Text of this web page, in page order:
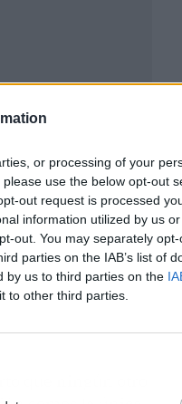
or processing of your
use the below opt-out
out request is processed
information utilized by us
out. You may separately
parties on the IAB’s list of
by us to third parties on the
to other third parties.